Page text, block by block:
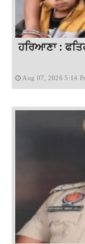
ਹਰਿਆਣਾ :
Aug 07, 2026 5:14